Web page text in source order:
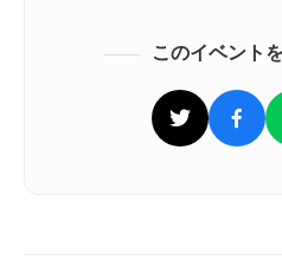
このイベント